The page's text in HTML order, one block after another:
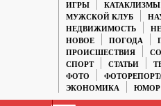
ИГРЫ
КАТАКЛИЗМЫ
МУЖСКОЙ КЛУБ
НЕДВИЖИМОСТЬ
НОВОЕ
ПОГОДА
ПРОИСШЕСТВИЯ
СПОРТ
СТАТЬИ
ФОТО
ЭКОНОМИКА
ЮМОР